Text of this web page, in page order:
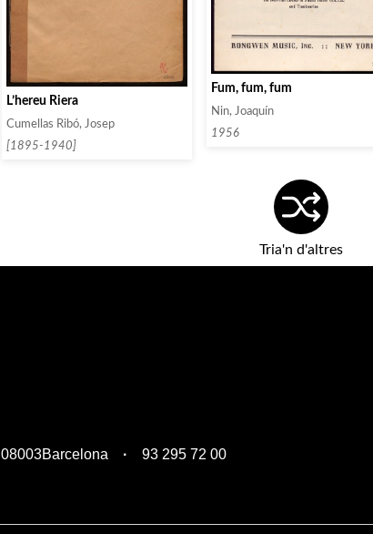
L’hereu Riera
Cumellas Ribó, Josep
[1895-1940]
Fum, fum, fum
Nin, Joaquín
1956
Tria'n d'altres
08003Barcelona 93 295 72 00